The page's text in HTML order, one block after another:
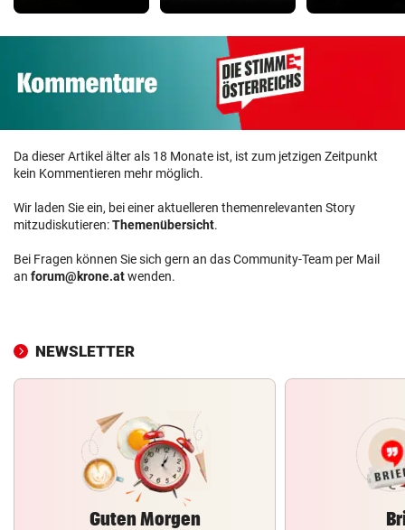
Da dieser Artikel älter als 18 Monate ist, ist zum jetzigen Zeitpunkt
kein Kommentieren mehr möglich.
Wir laden Sie ein, bei einer aktuelleren themenrelevanten Story
mitzudiskutieren:Themenübersicht.
Bei Fragen können Sie sich gern an das Community-Team per Mail
an forum@krone.atwenden.
NEWSLETTER
Guten Morgen